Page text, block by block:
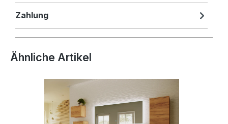
Zahlung
Produktgalerie überspringen
Ähnliche Artikel